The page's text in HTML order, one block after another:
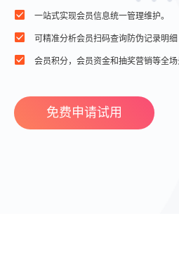
一站式实现会员信息统一管理维护。
可精准分析会员扫码查询防伪记录明细
会员积分，会员资金和抽奖营销等全场
免费申请试用